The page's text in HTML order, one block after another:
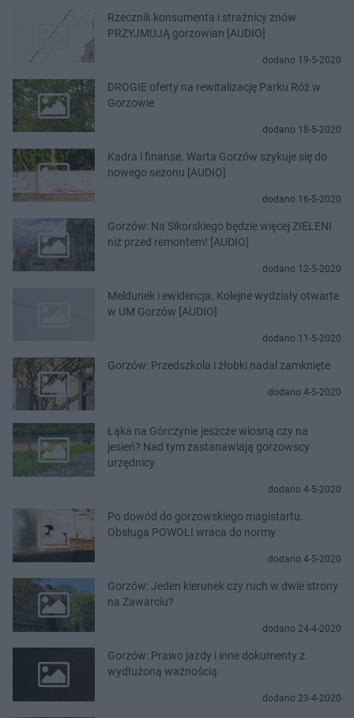
Rzecznik konsumenta i strażnicy znów
PRZYJMUJĄ gorzowian [AUDIO]
dodano 19-5-2020
DROGIE oferty na rewitalizację Parku Róż w
Gorzowie
dodano 18-5-2020
Kadra i finanse. Warta Gorzów szykuje się do
nowego sezonu [AUDIO]
dodano 16-5-2020
Gorzów: Na Sikorskiego będzie więcej ZIELENI
niż przed remontem! [AUDIO]
dodano 12-5-2020
Meldunek i ewidencja. Kolejne wydziały otwarte
w UM Gorzów [AUDIO]
dodano 11-5-2020
Gorzów: Przedszkola i żłobki nadal zamknięte
dodano 4-5-2020
Łąka na Górczynie jeszcze wiosną czy na
jesień? Nad tym zastanawiają gorzowscy
urzędnicy
dodano 4-5-2020
Po dowód do gorzowskiego magistartu.
Obsługa POWOLI wraca do normy
dodano 4-5-2020
Gorzów: Jeden kierunek czy ruch w dwie strony
na Zawarciu?
dodano 24-4-2020
Gorzów: Prawo jazdy i inne dokumenty z
wydłużoną ważnością
dodano 23-4-2020